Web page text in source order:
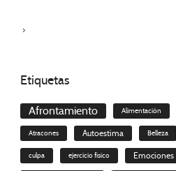
Etiquetas
Afrontamiento Alimentación
Atracones Autoestima Belleza
culpa ejercicio físico Emociones